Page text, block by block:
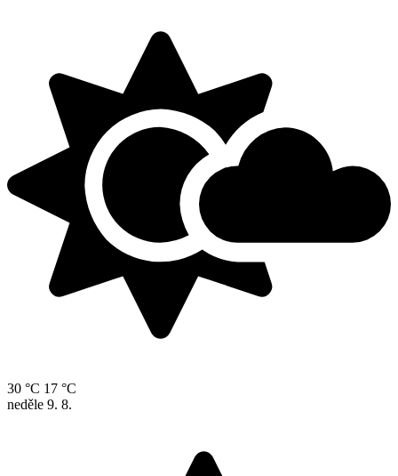
30 °C 17 °C
neděle 9. 8.